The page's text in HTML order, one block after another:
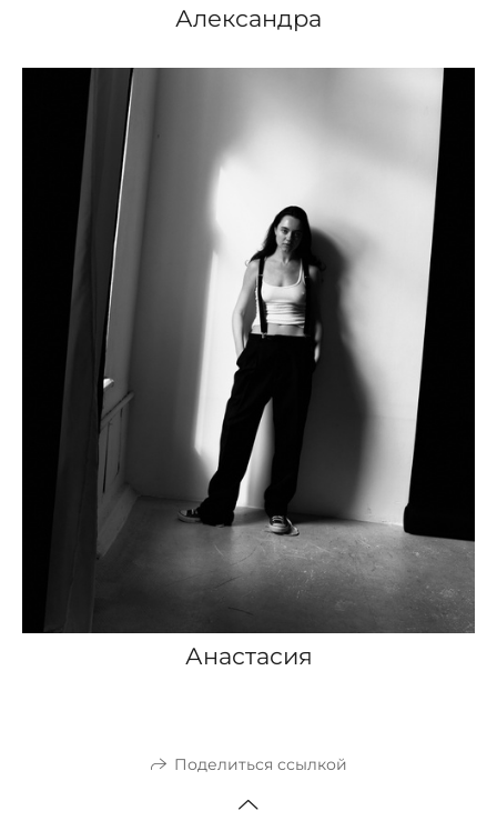
Александра
Анастасия
Поделиться ссылкой